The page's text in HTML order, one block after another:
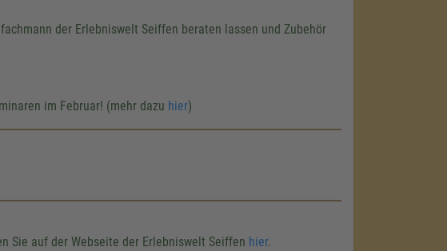
der Erlebniswelt Seiffen beraten lassen und Zubehör
im Februar! (mehr dazu hier)
Sie auf der Webseite der Erlebniswelt Seiffen hier.